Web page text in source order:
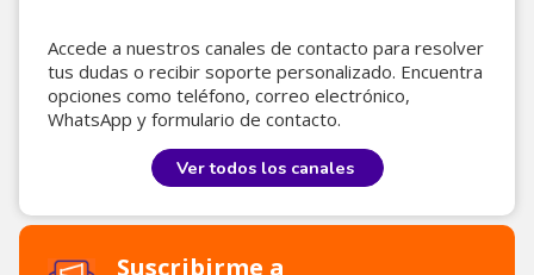
Accede a nuestros canales de contacto para resolver
tus dudas o recibir soporte personalizado. Encuentra
opciones como teléfono, correo electrónico,
WhatsApp y formulario de contacto.
Ver todos los canales
Suscribirme a